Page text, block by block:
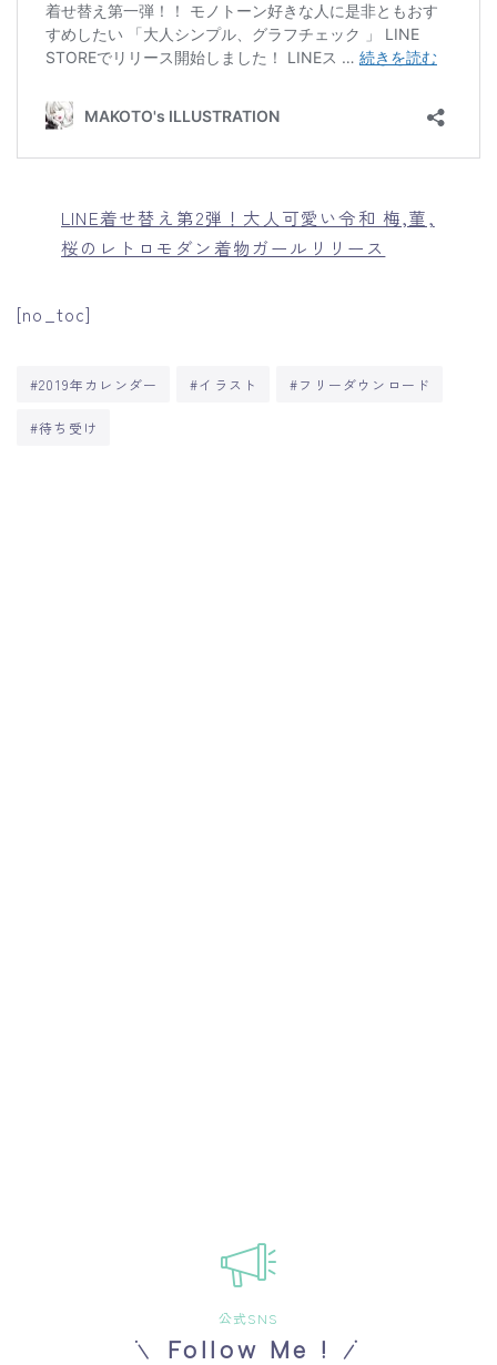
LINE着せ替え第2弾！大人可愛い令和 梅,菫,
桜のレトロモダン着物ガールリリース
[no_toc]
#2019年カレンダー #イラスト #フリーダウンロード
#待ち受け
公式SNS
Follow Me !